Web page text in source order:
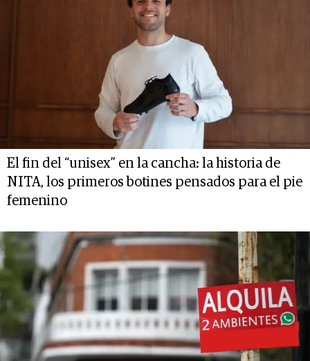
El fin del “unisex” en la cancha: la historia de
NITA, los primeros botines pensados para el pie
femenino